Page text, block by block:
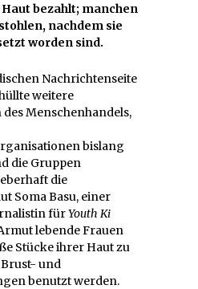
bezahlt; manchen
nachdem sie
worden sind.
Nachrichtenseite
weitere
Menschenhandels,
bislang
die Gruppen
die
Soma Basu, einer
fürYouth Ki
lebende Frauen
Stücke ihrer Haut zu
und
benutzt werden.